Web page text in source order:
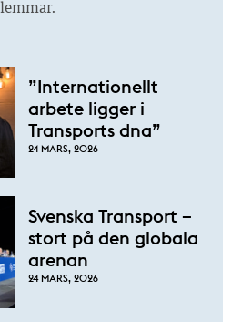
”Internationellt
arbete ligger i
Transports dna”
24 MARS, 2026
Svenska Transport –
stort på den globala
arenan
24 MARS, 2026